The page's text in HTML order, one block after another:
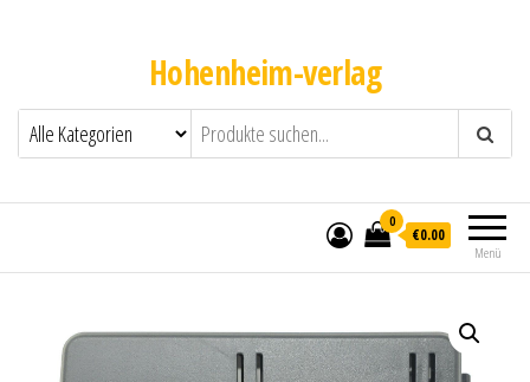
Hohenheim-verlag
Menü
0
€0.00